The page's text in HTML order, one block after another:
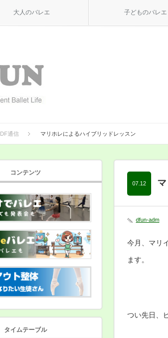
大人のバレエ 子どものバレエ
DF通信 マリホレによるハイブリッドレッスン
07.12
dfun-adm
今月、マリ
ます。
つい先日、
コンテンツ
タイムテーブル